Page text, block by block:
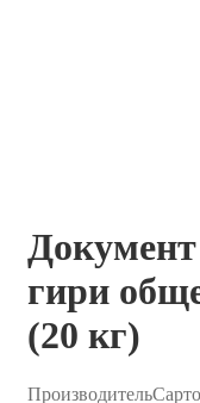
Документ
гири
(20 кг)
Производитель